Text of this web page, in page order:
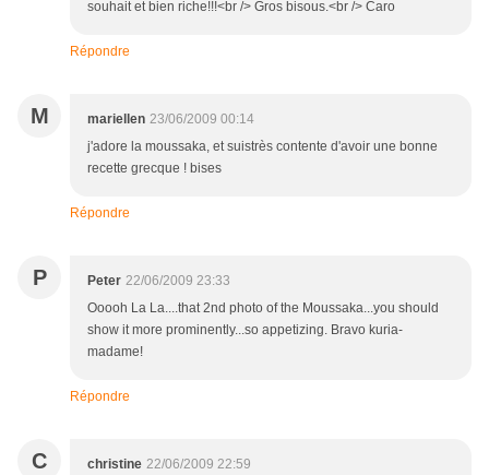
souhait et bien riche!!!<br /> Gros bisous.<br /> Caro
Répondre
M mariellen 23/06/2009 00:14
j'adore la moussaka, et suistrès contente d'avoir une bonne
recette grecque ! bises
Répondre
P Peter 22/06/2009 23:33
Ooooh La La....that 2nd photo of the Moussaka...you should
show it more prominently...so appetizing. Bravo kuria-
madame!
Répondre
C christine 22/06/2009 22:59